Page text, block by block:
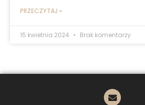
PRZECZYTAJ »
15 kwietnia 2024 Brak komentarzy